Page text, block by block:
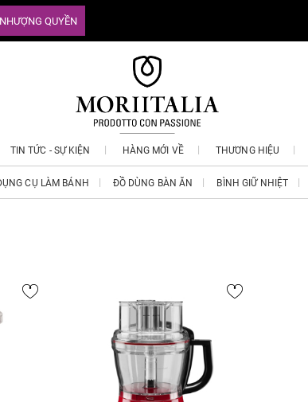
QUYỀN
TIN TỨC - SỰ KIỆN HÀNG MỚI VỀ THƯƠNG HIỆU
CỤ LÀM BÁNH ĐỒ DÙNG BÀN ĂN BÌNH GIỮ NHIỆT